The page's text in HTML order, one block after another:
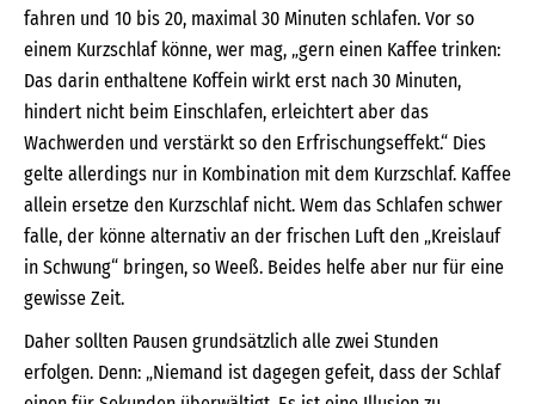
fahren und 10 bis 20, maximal 30 Minuten schlafen. Vor so
einem Kurzschlaf könne, wer mag, „gern einen Kaffee trinken:
Das darin enthaltene Koffein wirkt erst nach 30 Minuten,
hindert nicht beim Einschlafen, erleichtert aber das
Wachwerden und verstärkt so den Erfrischungseffekt.“ Dies
gelte allerdings nur in Kombination mit dem Kurzschlaf. Kaffee
allein ersetze den Kurzschlaf nicht. Wem das Schlafen schwer
falle, der könne alternativ an der frischen Luft den „Kreislauf
in Schwung“ bringen, so Weeß. Beides helfe aber nur für eine
gewisse Zeit.
Daher sollten Pausen grundsätzlich alle zwei Stunden
erfolgen. Denn: „Niemand ist dagegen gefeit, dass der Schlaf